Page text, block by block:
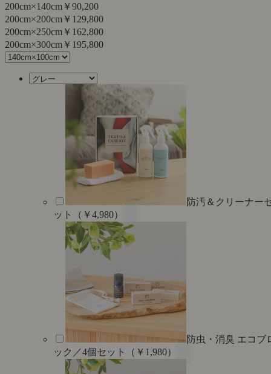
200cm×140cm ￥90,200
200cm×200cm ￥129,800
200cm×250cm ￥162,800
200cm×300cm ￥195,800
防汚＆クリーナー
ット（￥4,980）
防虫・消臭 エコブ
ック／4個セット（￥1,980）